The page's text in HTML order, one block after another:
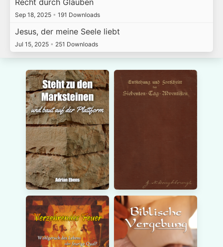
Recht durch Glauben
Sep 18, 2025 • 191 Downloads
Jesus, der meine Seele liebt
Jul 15, 2025 • 251 Downloads